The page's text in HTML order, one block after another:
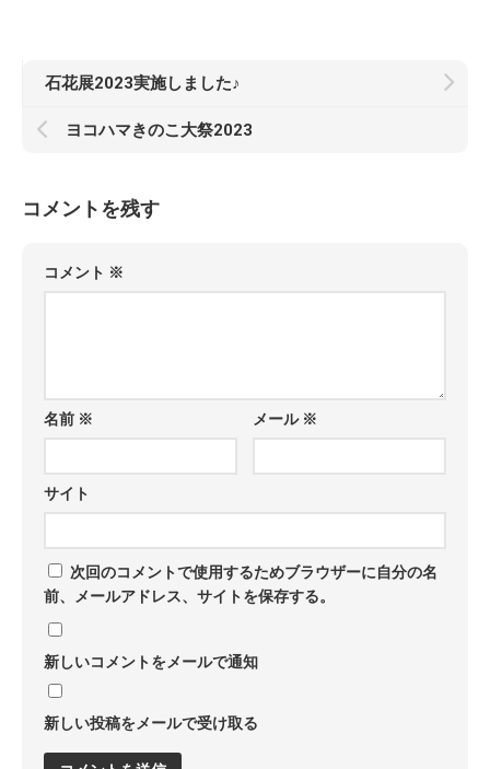
石花展2023実施しました♪
ヨコハマきのこ大祭2023
コメントを残す
コメント ※
名前 ※ メール ※
サイト
次回のコメントで使用するためブラウザーに自分の名
前、メールアドレス、サイトを保存する。
新しいコメントをメールで通知
新しい投稿をメールで受け取る